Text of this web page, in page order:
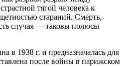
тягой человека к
стараний. Смерть,
случая — таковы полюсы
в 1938 г. и предназначалась для
после войны в парижском